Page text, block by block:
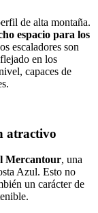
de alta montaña.
espacio para los
escaladores son
en los
capaces de
atractivo
Mercantour, una
Azul. Esto no
un carácter de